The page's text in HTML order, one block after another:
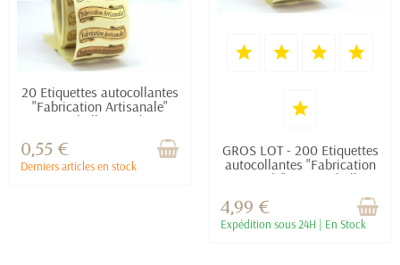
20 Etiquettes autocollantes
"Fabrication Artisanale"
pour emballage cadeau -
0,55 €
Derniers articles en stock
GROS LOT - 200 Etiquettes
autocollantes "Fabrication
Artisanale" pour emballage
4,99 €
Expédition sous 24H | En Stock